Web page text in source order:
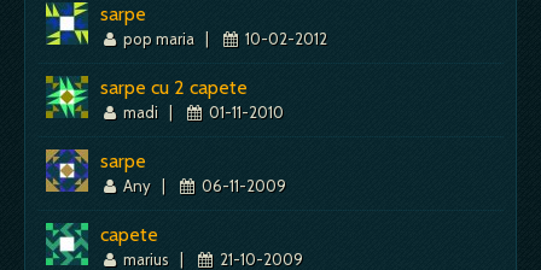
sarpe
pop maria | 10-02-2012
sarpe cu 2 capete
madi | 01-11-2010
sarpe
Any | 06-11-2009
capete
marius | 21-10-2009